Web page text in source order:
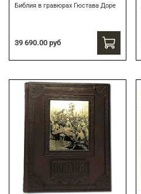
Библия в гравюрах Гюстава Доре
39 690.00 руб